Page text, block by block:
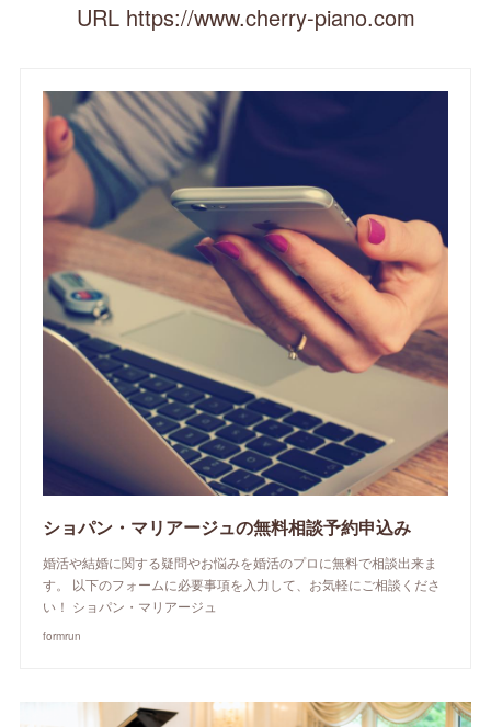
URL https://www.cherry-piano.com
ショパン・マリアージュの無料相談予約申込み
婚活や結婚に関する疑問やお悩みを婚活のプロに無料で相談出来ま
す。 以下のフォームに必要事項を入力して、お気軽にご相談くださ
い！ ショパン・マリアージュ
formrun